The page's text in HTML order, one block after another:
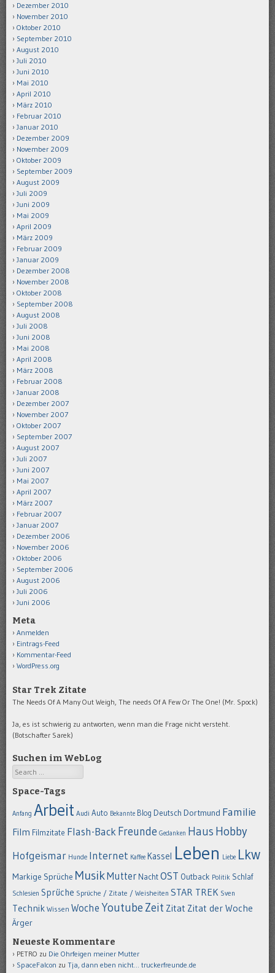
Dezember 2010
November 2010
Oktober 2010
September 2010
August 2010
Juli 2010
Juni 2010
Mai 2010
April 2010
März 2010
Februar 2010
Januar 2010
Dezember 2009
November 2009
Oktober 2009
September 2009
August 2009
Juli 2009
Juni 2009
Mai 2009
April 2009
März 2009
Februar 2009
Januar 2009
Dezember 2008
November 2008
Oktober 2008
September 2008
August 2008
Juli 2008
Juni 2008
Mai 2008
April 2008
März 2008
Februar 2008
Januar 2008
Dezember 2007
November 2007
Oktober 2007
September 2007
August 2007
Juli 2007
Juni 2007
Mai 2007
April 2007
März 2007
Februar 2007
Januar 2007
Dezember 2006
November 2006
Oktober 2006
September 2006
August 2006
Juli 2006
Juni 2006
Meta
Anmelden
Eintrags-Feed
Kommentar-Feed
WordPress.org
Star Trek Zitate
The Needs Of A Many Out Weigh, The needs Of A Few Or The One! (Mr. Spock)
Ja, es ist schwierig zu antworten, wenn man die Frage nicht versteht.
(Botschafter Sarek)
Suchen im WebLog
Search
Space-Tags
Anfang Arbeit Audi Auto Bekannte Blog Deutsch Dortmund Familie
Film Filmzitate Flash-BackFreunde Gedanken Haus Hobby
Hofgeismar Hunde Internet Kaffee Kassel Leben Liebe Lkw
Markige Sprüche MusikMutter NachtOST Outback Politik Schlaf
Schlesien Sprüche Sprüche / Zitate / Weisheiten STAR TREK Sven
Technik Wissen Woche Youtube Zeit Zitat Zitat der Woche
Ärger
Neueste Kommentare
PETRO zu Die Ohrfeigen meiner Mutter
SpaceFalcon zu Tja, dann eben nicht… truckerfreunde.de